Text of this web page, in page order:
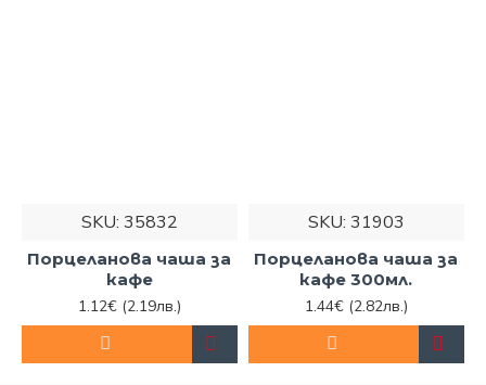
SKU: 35832
Порцеланова чаша за
кафе
1.12€ (2.19лв.)
SKU: 31903
Порцеланова чаша за
кафе 300мл.
1.44€ (2.82лв.)